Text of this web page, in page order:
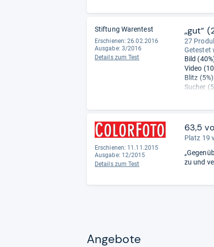
Stiftung Warentest
Erschienen: 26.02.2016
Ausgabe: 3/2016
Details zum Test
„gut“
27
Getestet
Bild
Video
Blitz
Sucher
Erschienen: 11.11.2015
Ausgabe: 12/2015
Details zum Test
63,5
Platz 19
zu und
Angebote